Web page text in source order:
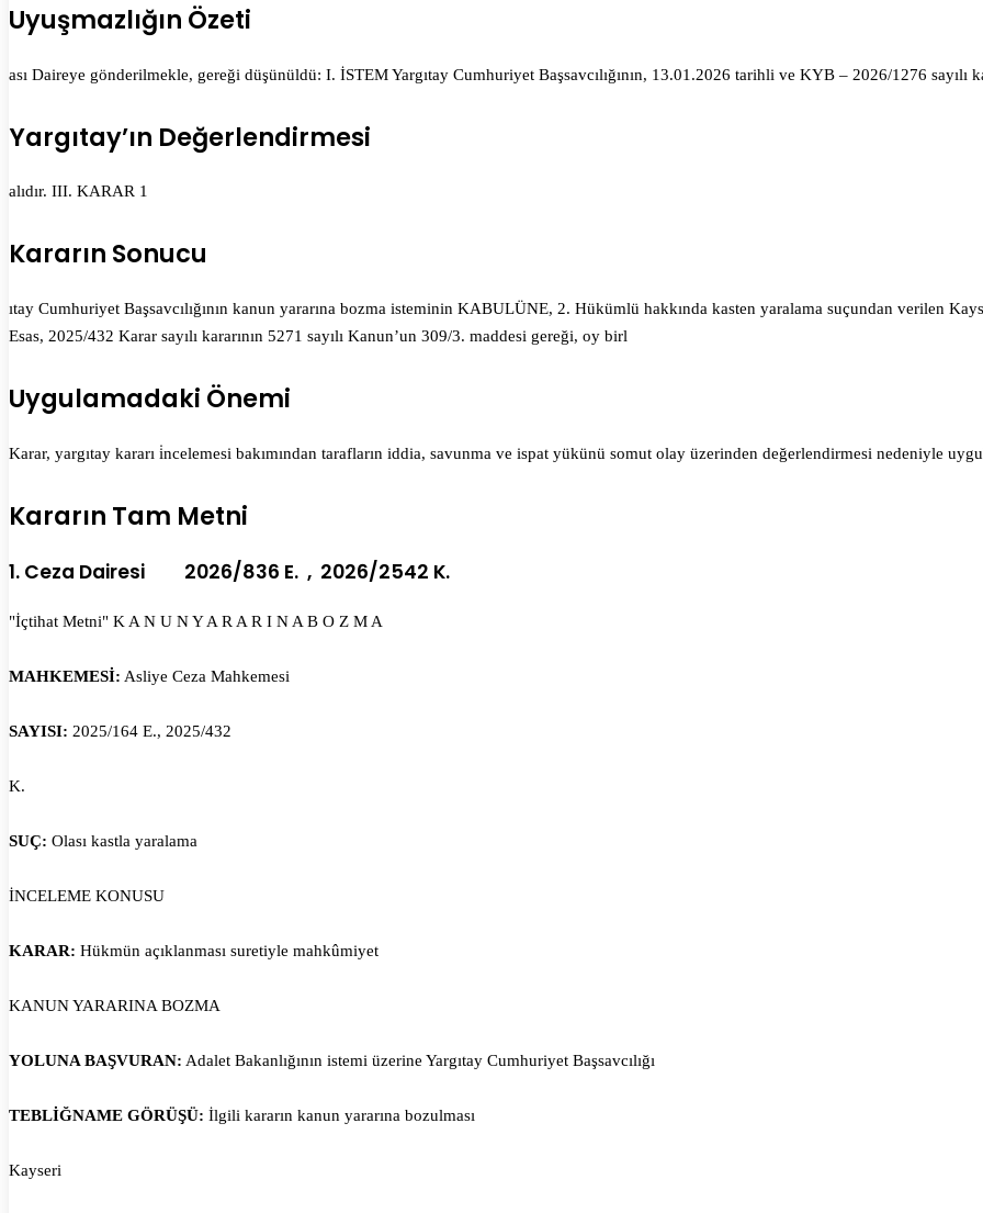
Uyuşmazlığın Özeti
ası Daireye gönderilmekle, gereği düşünüldü: I. İSTEM Yargıtay Cumhuriyet Başsavcılığının, 13.01.2026 tarihli ve KYB – 2026/1276 sayılı
Yargıtay’ın Değerlendirmesi
alıdır. III. KARAR 1
Kararın Sonucu
ıtay Cumhuriyet Başsavcılığının kanun yararına bozma isteminin KABULÜNE, 2. Hükümlü hakkında kasten yaralama suçundan verilen
Esas, 2025/432 Karar sayılı kararının 5271 sayılı Kanun’un 309/3. maddesi gereği, oy birl
Uygulamadaki Önemi
Karar, yargıtay kararı i̇ncelemesi bakımından tarafların iddia, savunma ve ispat yükünü somut olay üzerinden değerlendirmesi nedeniyle
Kararın Tam Metni
1. Ceza Dairesi 2026/836 E. , 2026/2542 K.
"İçtihat Metni" K A N U N Y A R A R I N A B O Z M A
MAHKEMESİ: Asliye Ceza Mahkemesi
SAYISI: 2025/164 E., 2025/432
K.
SUÇ: Olası kastla yaralama
İNCELEME KONUSU
KARAR: Hükmün açıklanması suretiyle mahkûmiyet
KANUN YARARINA BOZMA
YOLUNA BAŞVURAN: Adalet Bakanlığının istemi üzerine Yargıtay Cumhuriyet Başsavcılığı
TEBLİĞNAME GÖRÜŞÜ: İlgili kararın kanun yararına bozulması
Kayseri